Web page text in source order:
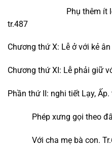
Phụ thêm ít lời về
tr.487
Chương thứ X: Lễ ở với kẻ
Chương thứ XI: Lễ phải giữ
Phần thứ II: nghi tiết Lạy, Ấp.
Phép xưng gọi theo
Với cha mẹ bà con.